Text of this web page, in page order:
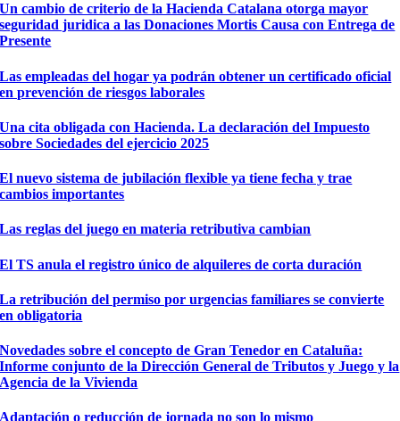
Un cambio de criterio de la Hacienda Catalana otorga mayor
seguridad juridica a las Donaciones Mortis Causa con Entrega de
Presente
Las empleadas del hogar ya podrán obtener un certificado oficial
en prevención de riesgos laborales
Una cita obligada con Hacienda. La declaración del Impuesto
sobre Sociedades del ejercicio 2025
El nuevo sistema de jubilación flexible ya tiene fecha y trae
cambios importantes
Las reglas del juego en materia retributiva cambian
El TS anula el registro único de alquileres de corta duración
La retribución del permiso por urgencias familiares se convierte
en obligatoria
Novedades sobre el concepto de Gran Tenedor en Cataluña:
Informe conjunto de la Dirección General de Tributos y Juego y la
Agencia de la Vivienda
Adaptación o reducción de jornada no son lo mismo